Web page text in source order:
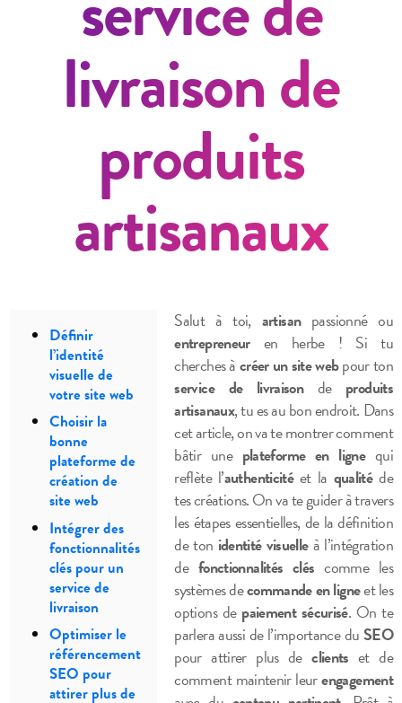
livraison de
produits
artisanaux
Définir
l’identité
visuelle de
votre site web
Choisir la
bonne
plateforme de
création de
site web
Intégrer des
fonctionnalités
clés pour un
service de
livraison
Optimiser le
référencement
SEO pour
attirer plus de
Salut à toi, artisanpassionné ou
entrepreneuren herbe ! Si tu
cherches àcréer un site webpour ton
service de livraisonde produits
artisanaux, tu es au bon endroit. Dans
cet article, on va te montrer comment
bâtir une plateforme en lignequi
reflète l’authenticitéet la qualitéde
tes créations. On va te guider à travers
les étapes essentielles, de la définition
de ton identité visuelleà l’intégration
de fonctionnalités clés comme les
systèmes decommande en ligneet les
options de paiement sécurisé. On te
parlera aussi de l’importance du SEO
pour attirer plus declients et de
comment maintenir leurengagement